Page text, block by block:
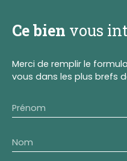
Ce bien vous
Merci de remplir le
vous dans les plus brefs
Prénom
Nom